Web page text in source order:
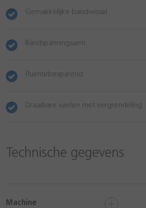
Gemakkelijke bandwissel
Bandspanningsarm
Ruimtebesparend
Draaibare wielen met vergrendeling
Technische gegevens
Machine